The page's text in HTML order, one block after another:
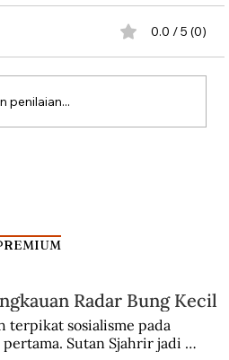
Moestopo
0.0 / 5 (0)
penilaian...
Radar Bung Kecil
terpikat sosialisme pada
Sutan Sjahrir jadi